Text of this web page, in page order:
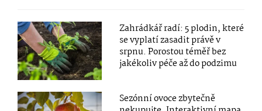
Zahrádkář radí: 5 plodin, které
se vyplatí zasadit právě v
srpnu. Porostou téměř bez
jakékoliv péče až do podzimu
Sezónní ovoce zbytečně